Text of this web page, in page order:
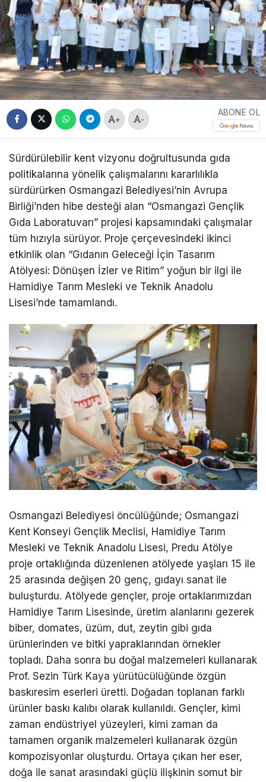
+ -
ABONE OL
Sürdürülebilir kent vizyonu doğrultusunda gıda
politikalarına yönelik çalışmalarını kararlılıkla
sürdürürken Osmangazi Belediyesi’nin Avrupa
Birliği’nden hibe desteği alan “Osmangazi Gençlik
Gıda Laboratuvarı” projesi kapsamındaki çalışmalar
tüm hızıyla sürüyor. Proje çerçevesindeki ikinci
etkinlik olan “Gıdanın Geleceği İçin Tasarım
Atölyesi: Dönüşen İzler ve Ritim” yoğun bir ilgi ile
Hamidiye Tarım Mesleki ve Teknik Anadolu
Lisesi’nde tamamlandı.
Osmangazi Belediyesi öncülüğünde; Osmangazi
Kent Konseyi Gençlik Meclisi, Hamidiye Tarım
Mesleki ve Teknik Anadolu Lisesi, Predu Atölye
proje ortaklığında düzenlenen atölyede yaşları 15 ile
25 arasında değişen 20 genç, gıdayı sanat ile
buluşturdu. Atölyede gençler, proje ortaklarımızdan
Hamidiye Tarım Lisesinde, üretim alanlarını gezerek
biber, domates, üzüm, dut, zeytin gibi gıda
ürünlerinden ve bitki yapraklarından örnekler
topladı. Daha sonra bu doğal malzemeleri kullanarak
Prof. Sezin Türk Kaya yürütücülüğünde özgün
baskıresim eserleri üretti. Doğadan toplanan farklı
ürünler baskı kalıbı olarak kullanıldı. Gençler, kimi
zaman endüstriyel yüzeyleri, kimi zaman da
tamamen organik malzemeleri kullanarak özgün
kompozisyonlar oluşturdu. Ortaya çıkan her eser,
doğa ile sanat arasındaki güçlü ilişkinin somut bir